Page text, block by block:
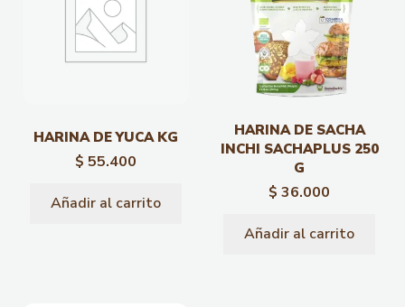
HARINA DE YUCA KG
$ 55.400
Añadir al carrito
HARINA DE SACHA
INCHI SACHAPLUS 250
G
$ 36.000
Añadir al carrito